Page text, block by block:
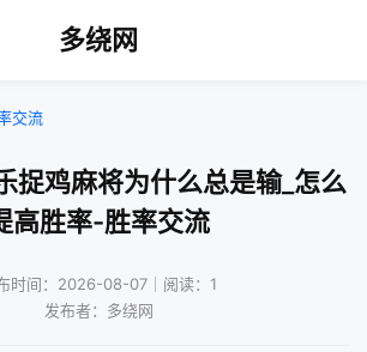
多绕网
交流
捉鸡麻将为什么总是输_怎么
高胜率-胜率交流
时间：2026-08-07｜阅读：1
发布者：多绕网